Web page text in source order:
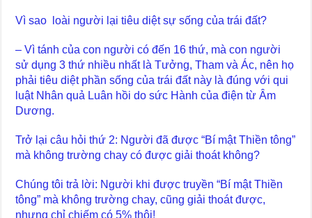
Vì sao loài người lại tiêu diệt sự sống của trái đất?
– Vì tánh của con người có đến 16 thứ, mà con người
sử dụng 3 thứ nhiều nhất là Tưởng, Tham và Ác, nên họ
phải tiêu diệt phần sống của trái đất này là đúng với qui
luật Nhân quả Luân hồi do sức Hành của điện từ Âm
Dương.
Trở lại câu hỏi thứ 2: Người đã được “Bí mật Thiền tông”
mà không trường chay có được giải thoát không?
Chúng tôi trả lời: Người khi được truyền “Bí mật Thiền
tông” mà không trường chay, cũng giải thoát được,
nhưng chỉ chiếm có 5% thôi!